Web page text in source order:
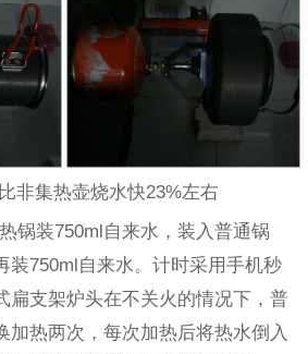
非集热壶烧水快23%左右
锅装750ml自来水，装入普通锅
装750ml自来水。计时采用手机秒
扁支架炉头在不关火的情况下，普
加热两次，每次加热后将热水倒入